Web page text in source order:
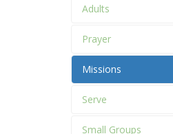
Adults
Prayer
Missions
Serve
Small Groups